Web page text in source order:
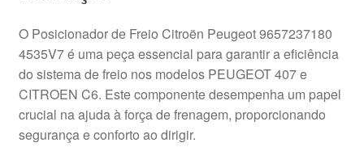
O Posicionador de Freio Citroën Peugeot 9657237180
4535V7 é uma peça essencial para garantir a eficiência
do sistema de freio nos modelos PEUGEOT 407 e
CITROEN C6. Este componente desempenha um papel
crucial na ajuda à força de frenagem, proporcionando
segurança e conforto ao dirigir.